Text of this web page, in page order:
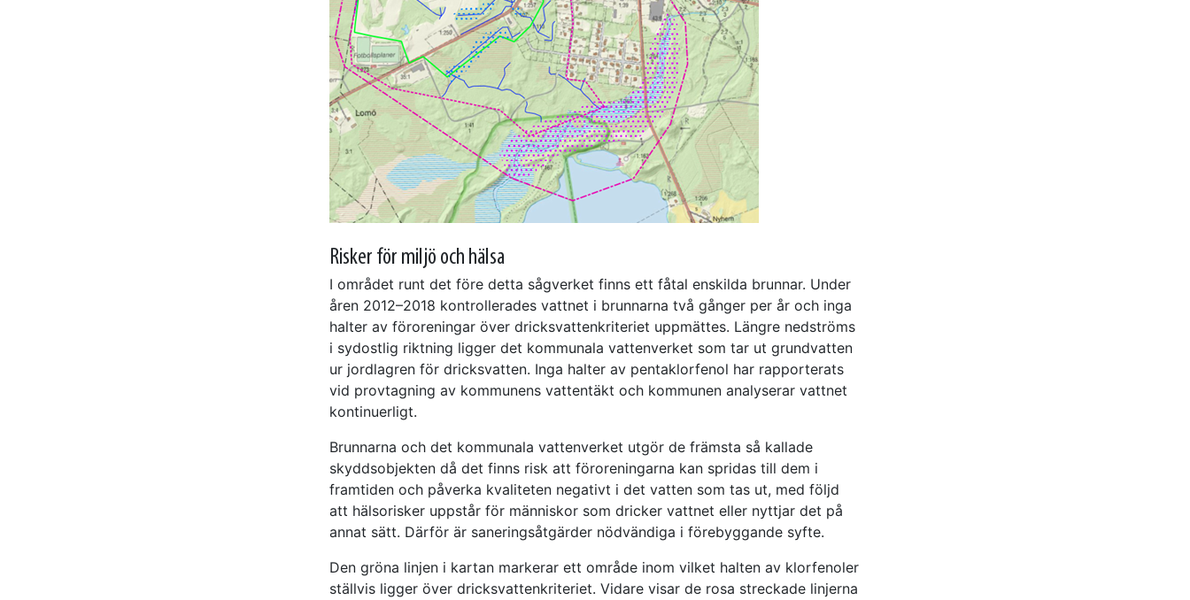
Risker för miljö och hälsa
I området runt det före detta sågverket finns ett fåtal enskilda brunnar. Under
åren 2012–2018 kontrollerades vattnet i brunnarna två gånger per år och inga
halter av föroreningar över dricksvattenkriteriet uppmättes. Längre nedströms
i sydostlig riktning ligger det kommunala vattenverket som tar ut grundvatten
ur jordlagren för dricksvatten. Inga halter av pentaklorfenol har rapporterats
vid provtagning av kommunens vattentäkt och kommunen analyserar vattnet
kontinuerligt.
Brunnarna och det kommunala vattenverket utgör de främsta så kallade
skyddsobjekten då det finns risk att föroreningarna kan spridas till dem i
framtiden och påverka kvaliteten negativt i det vatten som tas ut, med följd
att hälsorisker uppstår för människor som dricker vattnet eller nyttjar det på
annat sätt. Därför är saneringsåtgärder nödvändiga i förebyggande syfte.
Den gröna linjen i kartan markerar ett område inom vilket halten av klorfenoler
ställvis ligger över dricksvattenkriteriet. Vidare visar de rosa streckade linjerna